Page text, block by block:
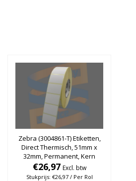
Zebra (3004861-T) Etiketten,
Direct Thermisch, 51mm x
32mm, Permanent, Kern
76mm, rol à 4.790 stuks
€26,97 Excl. btw
Stukprijs: €26,97 / Per Rol